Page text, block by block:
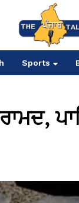
Sports